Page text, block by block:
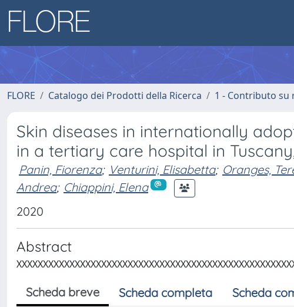
FLORE Catalogo dei Prodotti della Ricerca 1 - Contributo su
Skin diseases in internationally
in a tertiary care hospital in
Panin, Fiorenza; Venturini, Elisabetta; Oranges,
Andrea; Chiappini, Elena
2020
Abstract
Scheda breve Scheda completa Scheda